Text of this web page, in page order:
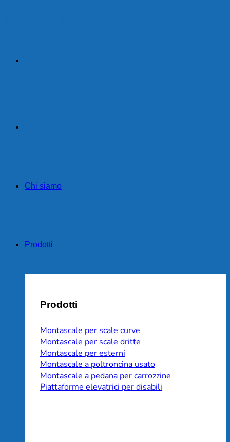
Chi siamo
Prodotti
Prodotti
Montascale per scale curve
Montascale per scale dritte
Montascale per esterni
Montascale a poltroncina usato
Montascale a pedana per carrozzine
Piattaforme elevatrici per disabili